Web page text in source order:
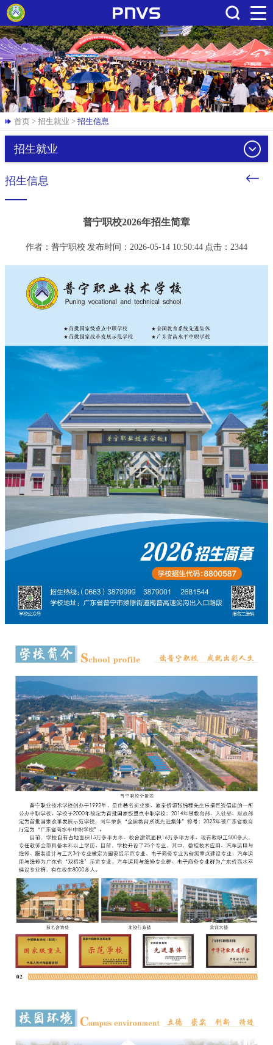
搜索
首页 > 招生就业 > 招生信息
招生就业
招生信息
普宁职校2026年招生简章
作者：普宁职校 发布时间：2026-05-14 10:50:44 点击： 2344